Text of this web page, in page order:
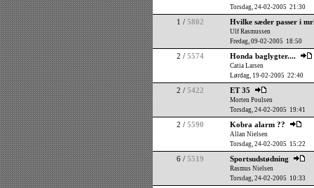
Torsdag, 24-02-2005 21:30
1 / 5802 Hvilke sæder passer i
Ulf Rasmussen
Fredag, 09-02-2005 18:50
2 / 5574 Honda baglygter....
Catia Larsen
Lørdag, 19-02-2005 22:40
2 / 5422 ET 35
Morten Poulsen
Torsdag, 24-02-2005 19:41
2 / 5590 Kobra alarm ??
Allan Nielsen
Torsdag, 24-02-2005 15:22
6 / 5519 Sportsudstødning
Rasmus Nielsen
Torsdag, 24-02-2005 10:33